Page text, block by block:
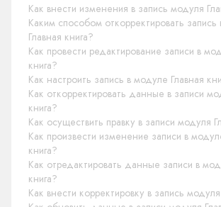
Как внести изменения в запись модуля
Каким способом откорректировать
Главная книга?
Как провести редактирование записи в
книга?
Как настроить запись в модуле Главная
Как откорректировать данные в записи
книга?
Как осуществить правку в записи модуля
Как произвести изменение записи в
книга?
Как отредактировать данные записи в
книга?
Как внести корректировку в запись